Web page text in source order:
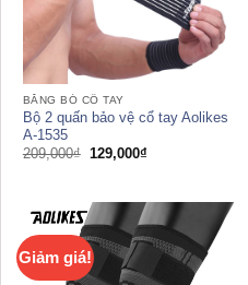
BĂNG BÓ CỔ TAY
Bộ 2 quấn bảo vệ cổ tay Aolikes
A-1535
209,000₫ Giá
129,000₫Giá
129,000₫.
Giảm giá!